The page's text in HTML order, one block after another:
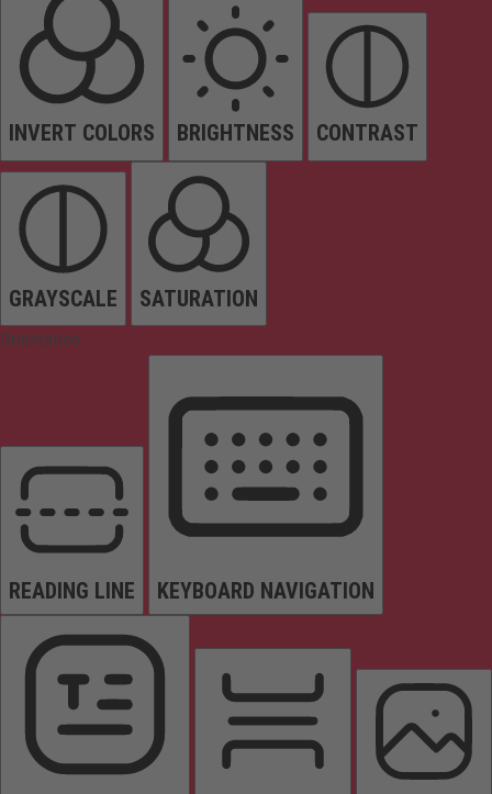
INVERT COLORS BRIGHTNESS CONTRAST
GRAYSCALE SATURATION
Orientation
READING LINE KEYBOARD NAVIGATION